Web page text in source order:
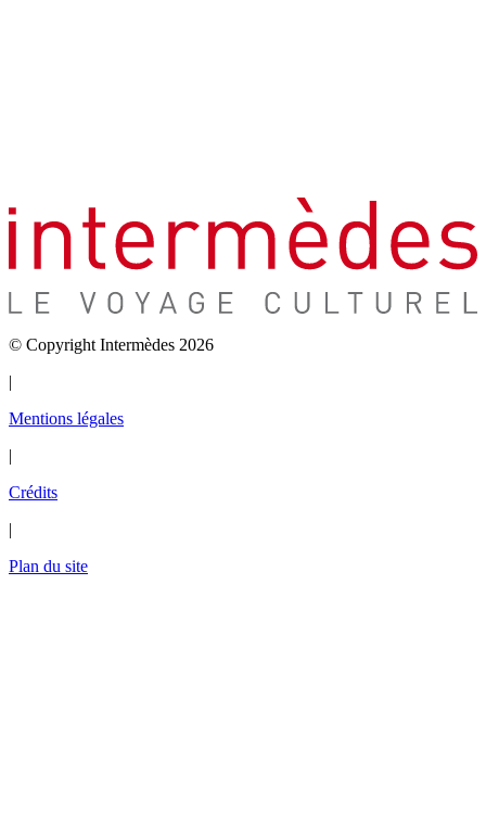
© Copyright Intermèdes 2026
|
Mentions légales
|
Crédits
|
Plan du site